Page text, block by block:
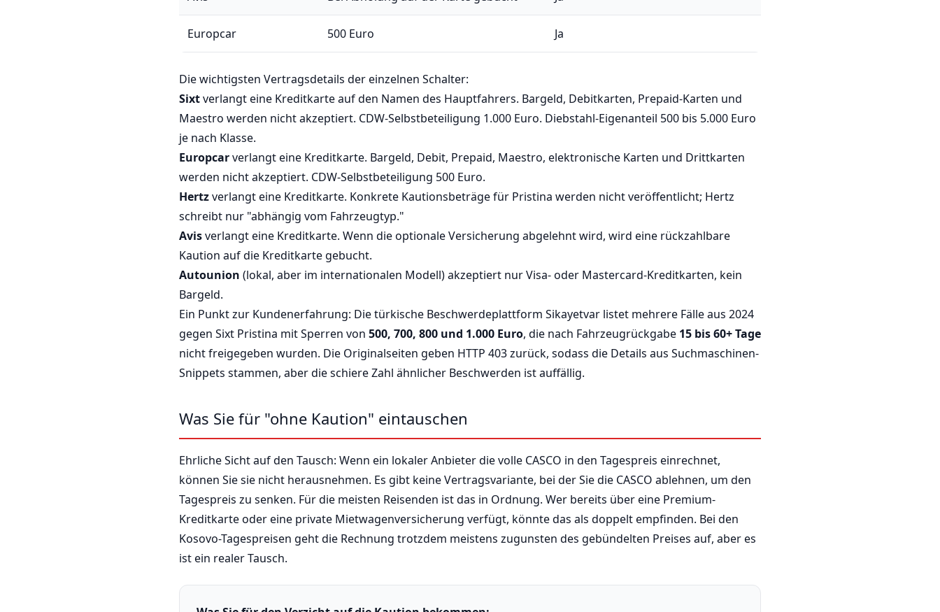
Europcar 500 Euro Ja
Die wichtigsten Vertragsdetails der einzelnen Schalter:
Sixtverlangt eine Kreditkarte auf den Namen des Hauptfahrers. Bargeld, Debitkarten, Prepaid-Karten und
Maestro werden nicht akzeptiert. CDW-Selbstbeteiligung 1.000 Euro. Diebstahl-Eigenanteil 500 bis 5.000 Euro
je nach Klasse.
Europcarverlangt eine Kreditkarte. Bargeld, Debit, Prepaid, Maestro, elektronische Karten und Drittkarten
werden nicht akzeptiert. CDW-Selbstbeteiligung 500 Euro.
Hertzverlangt eine Kreditkarte. Konkrete Kautionsbeträge für Pristina werden nicht veröffentlicht; Hertz
schreibt nur "abhängig vom Fahrzeugtyp."
Avisverlangt eine Kreditkarte. Wenn die optionale Versicherung abgelehnt wird, wird eine rückzahlbare
Kaution auf die Kreditkarte gebucht.
Autounion (lokal, aber im internationalen Modell) akzeptiert nur Visa- oder Mastercard-Kreditkarten, kein
Bargeld.
Ein Punkt zur Kundenerfahrung: Die türkische Beschwerdeplattform Sikayetvar listet mehrere Fälle aus 2024
gegen Sixt Pristina mit Sperren von 500, 700, 800 und 1.000 Euro, die nach Fahrzeugrückgabe 15 bis 60+ Tage
nicht freigegeben wurden. Die Originalseiten geben HTTP 403 zurück, sodass die Details aus Suchmaschinen-
Snippets stammen, aber die schiere Zahl ähnlicher Beschwerden ist auffällig.
Was Sie für "ohne Kaution" eintauschen
Ehrliche Sicht auf den Tausch: Wenn ein lokaler Anbieter die volle CASCO in den Tagespreis einrechnet,
können Sie sie nicht herausnehmen. Es gibt keine Vertragsvariante, bei der Sie die CASCO ablehnen, um den
Tagespreis zu senken. Für die meisten Reisenden ist das in Ordnung. Wer bereits über eine Premium-
Kreditkarte oder eine private Mietwagenversicherung verfügt, könnte das als doppelt empfinden. Bei den
Kosovo-Tagespreisen geht die Rechnung trotzdem meistens zugunsten des gebündelten Preises auf, aber es
ist ein realer Tausch.